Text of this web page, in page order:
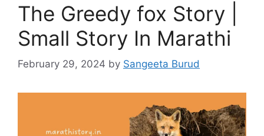
The Greedy fox Story |
Small Story In Marathi
February 29, 2024 by Sangeeta Burud